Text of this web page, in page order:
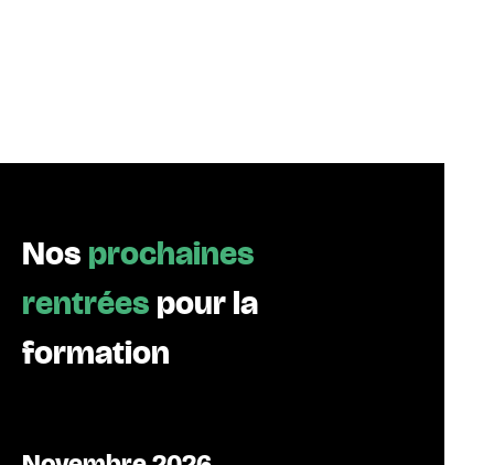
de niveau 3, délivré par le ministère du Travail.
Nos prochaines
rentrées pour la
formation